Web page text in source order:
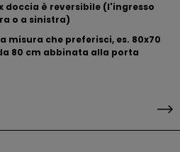
doccia è reversibile (l'ingresso
o a sinistra)
misura che preferisci, es. 80x70
80 cm abbinata alla porta